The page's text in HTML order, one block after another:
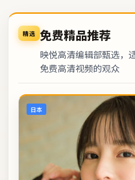
精选 免费精品推荐
映悦高清编辑部甄选，
免费高清视频的观众
日本